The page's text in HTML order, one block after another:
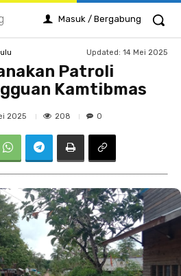
Masuk / Bergabung
Updated: 14 Mei 2025
Patroli
Kamtibmas
2025 208 0